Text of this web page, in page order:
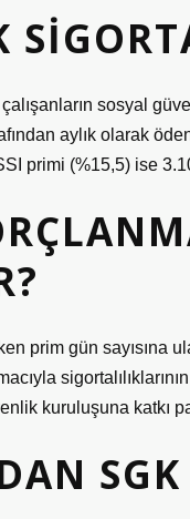
sosyal
aylık olarak
primi (%15,5) ise
prim gün sayısına
kuruluşuna katkı